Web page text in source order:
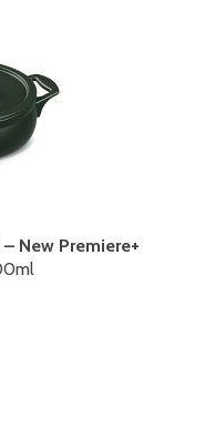
New Premiere+